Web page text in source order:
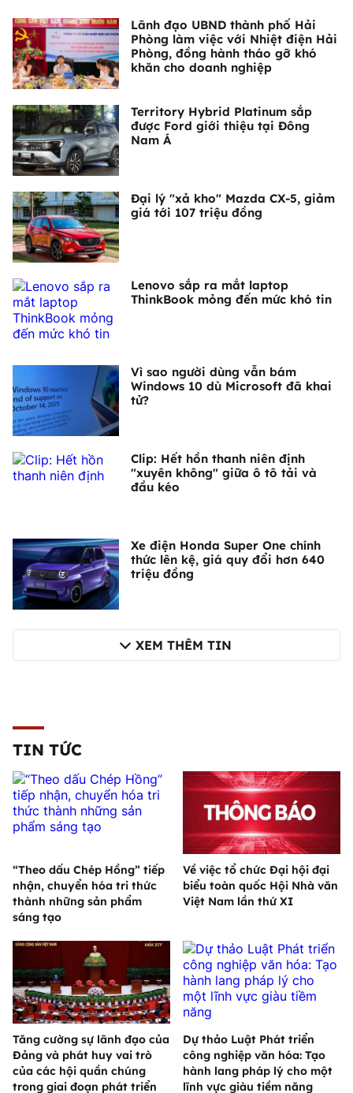
Lãnh đạo UBND thành phố Hải
Phòng làm việc với Nhiệt điện Hải
Phòng, đồng hành tháo gỡ khó
khăn cho doanh nghiệp
Territory Hybrid Platinum sắp
được Ford giới thiệu tại Đông
Nam Á
Đại lý "xả kho" Mazda CX-5, giảm
giá tới 107 triệu đồng
Lenovo sắp ra mắt laptop
ThinkBook mỏng đến mức khó tin
Vì sao người dùng vẫn bám
Windows 10 dù Microsoft đã khai
tử?
Clip: Hết hồn thanh niên định
"xuyên không" giữa ô tô tải và
đầu kéo
Xe điện Honda Super One chính
thức lên kệ, giá quy đổi hơn 640
triệu đồng
XEM THÊM TIN
TIN TỨC
“Theo dấu Chép Hồng” tiếp
nhận, chuyển hóa tri thức
thành những sản phẩm
sáng tạo
Về việc tổ chức Đại hội đại
biểu toàn quốc Hội Nhà văn
Việt Nam lần thứ XI
Tăng cường sự lãnh đạo của
Đảng và phát huy vai trò
của các hội quần chúng
trong giai đoạn phát triển
Dự thảo Luật Phát triển
công nghiệp văn hóa: Tạo
hành lang pháp lý cho một
lĩnh vực giàu tiềm năng